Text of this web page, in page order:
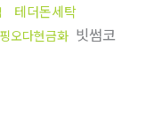
테더돈세탁
핑오다현금화 빗썸코